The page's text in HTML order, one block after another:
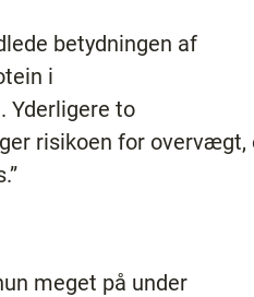
betydningen af
i
Yderligere to
risikoen for overvægt,
meget på under